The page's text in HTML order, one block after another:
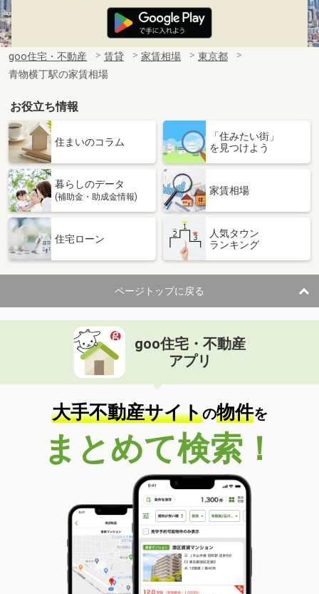
goo住宅・不動産 賃貸 家賃相場
東京都
青物横丁駅の家賃相場
お役立ち情報
住まいのコラム
「住みたい街」
を見つけよう
暮らしのデータ
(補助金・助成金情報)
家賃相場
住宅ローン
人気タウン
ランキング
ページトップに戻る
goo住宅・不動産
アプリ
大手不動産サイトの物件を
まとめて検索！